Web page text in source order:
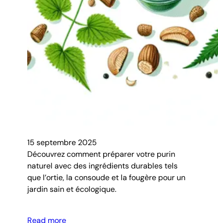
15 septembre 2025
Découvrez comment préparer votre purin
naturel avec des ingrédients durables tels
que l’ortie, la consoude et la fougère pour un
jardin sain et écologique.
Read more